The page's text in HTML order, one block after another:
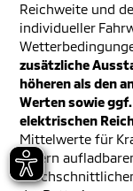
Reichweite und
individueller
zusätzliche
höheren als den
Werten sowie
elektrischen
Mittelwerte für
extern